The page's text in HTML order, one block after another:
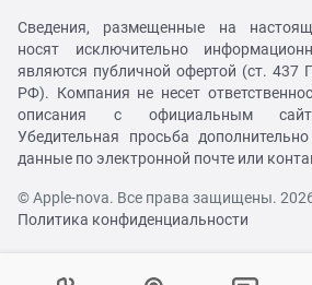
Сведения, размещенные на
носят исключительно
являются публичной офертой (ст. 437
РФ). Компания не несет
описания с официальным
Убедительная просьба
данные по электронной почте или
© Apple-nova. Все права защищены.
Политика конфиденциальности